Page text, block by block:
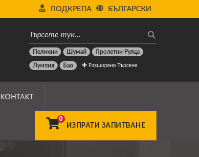
БЪЛГАРСКИ
ПОДКРЕПА
Пелмени Шумай Пролетни Рулца
Лумпия Бао Разширено Търсене
КОНТАКТ
0
ИЗПРАТИ ЗАПИТВАНЕ
/